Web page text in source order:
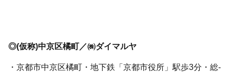
◎(仮称)中京区橘町／㈱ダイマルヤ
・京都市中京区橘町・地下鉄「京都市役所」駅歩3分・総-